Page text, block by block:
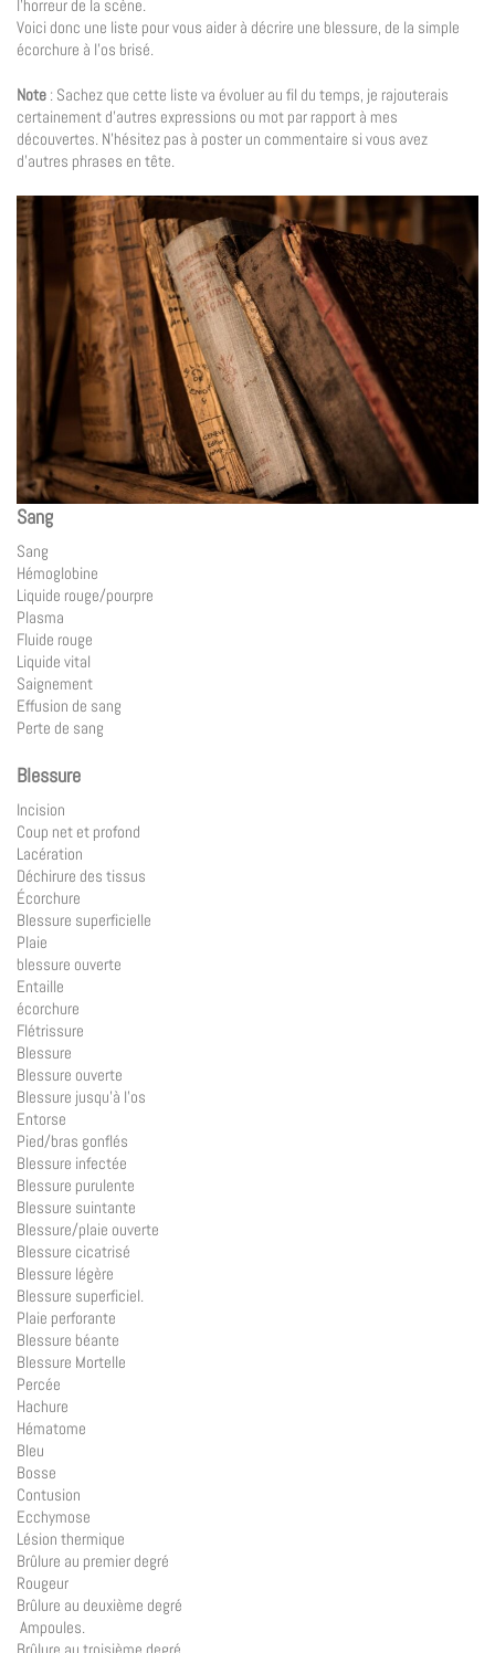
l’horreur de la scène.
Voici donc une liste pour vous aider à décrire une blessure, de la simple
écorchure à l’os brisé.
Note : Sachez que cette liste va évoluer au fil du temps, je rajouterais
certainement d’autres expressions ou mot par rapport à mes
découvertes. N’hésitez pas à poster un commentaire si vous avez
d’autres phrases en tête.
Sang
Sang
Hémoglobine
Liquide rouge/pourpre
Plasma
Fluide rouge
Liquide vital
Saignement
Effusion de sang
Perte de sang
Blessure
Incision
Coup net et profond
Lacération
Déchirure des tissus
Écorchure
Blessure superficielle
Plaie
blessure ouverte
Entaille
écorchure
Flétrissure
Blessure
Blessure ouverte
Blessure jusqu’à l’os
Entorse
Pied/bras gonflés
Blessure infectée
Blessure purulente
Blessure suintante
Blessure/plaie ouverte
Blessure cicatrisé
Blessure légère
Blessure superficiel.
Plaie perforante
Blessure béante
Blessure Mortelle
Percée
Hachure
Hématome
Bleu
Bosse
Contusion
Ecchymose
Lésion thermique
Brûlure au premier degré
Rougeur
Brûlure au deuxième degré
Ampoules.
Brûlure au troisième degré